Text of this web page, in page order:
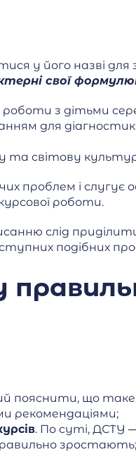
у його назві
свої
з дітьми
для
та світову
проблем і слугує
роботи.
слід
подібних
пояснити, що
рекомендаціями;
. По суті, ДСТУ
зростають;